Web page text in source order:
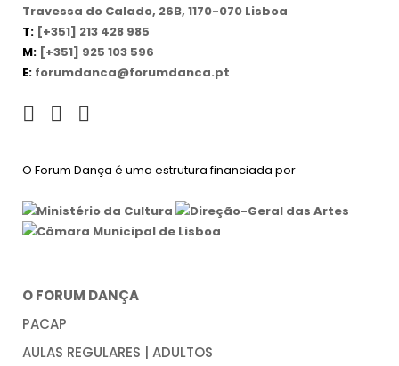
Travessa do Calado, 26B, 1170-070 Lisboa
T: [+351] 213 428 985
M: [+351] 925 103 596
E: forumdanca@forumdanca.pt
O Forum Dança é uma estrutura financiada por
O FORUM DANÇA
PACAP
AULAS REGULARES | ADULTOS